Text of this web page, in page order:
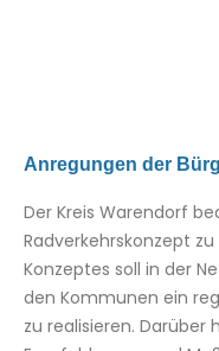
Anregungen der
Der Kreis Warendorf
Radverkehrskonzept
Konzeptes soll in der
den Kommunen ein
zu realisieren. Darüber